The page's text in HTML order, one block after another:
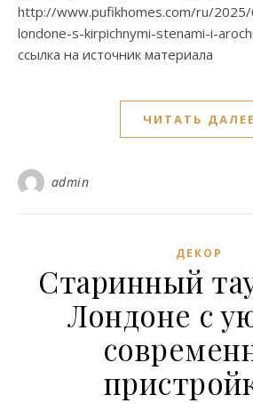
http://www.pufikhomes.com/ru/
londone-s-kirpichnymi-stenami-i-
ссылка на источник материала
ЧИТАТЬ ДАЛЕЕ
admin
ДЕКОР
Старинный
Лондоне с